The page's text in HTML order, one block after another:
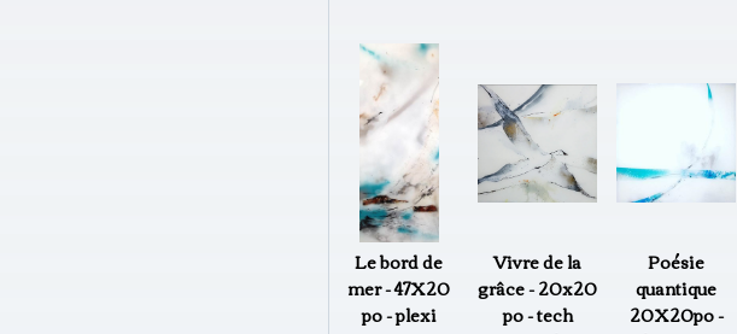
Le bord de
mer - 47X20
po - plexi
Vivre de la
grâce - 20x20
po - tech
Poésie
quantique
20X20po -